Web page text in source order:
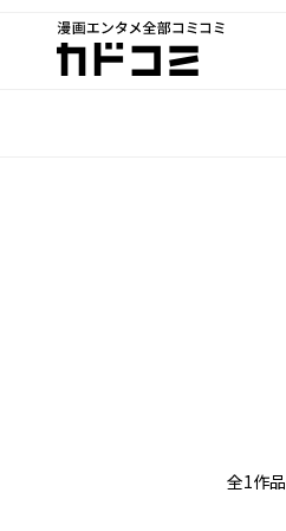
漫画エンタメ全部コミコミ
カドコミ
全1作品